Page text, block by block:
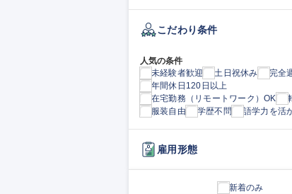
こだわり条件
人気の条件
未経験者歓迎
土日祝休み
完全
年間休日120日以上
在宅勤務（リモートワーク）OK
服装自由
学歴不問 語学力を活
雇用形態
新着のみ